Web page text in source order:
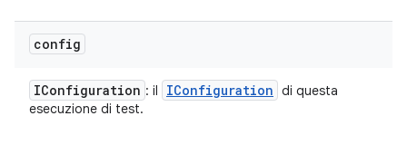
config
IConfiguration : il IConfiguration di questa
esecuzione di test.